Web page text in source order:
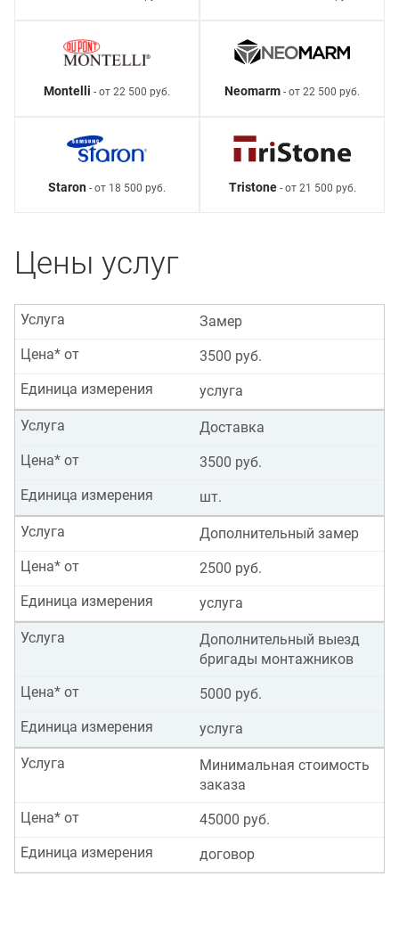
Montelli - от 22 500 руб. Neomarm - от 22 500 руб.
Staron - от 18 500 руб. Tristone- от 21 500 руб.
Цены услуг
Замер
Услуга
3500 руб.
Цена* от
услуга
Единица измерения
Доставка
Услуга
3500 руб.
Цена* от
шт.
Единица измерения
Дополнительный замер
Услуга
2500 руб.
Цена* от
услуга
Единица измерения
Дополнительный выезд
бригады монтажников
Услуга
5000 руб.
Цена* от
услуга
Единица измерения
Минимальная стоимость
заказа
Услуга
45000 руб.
Цена* от
договор
Единица измерения